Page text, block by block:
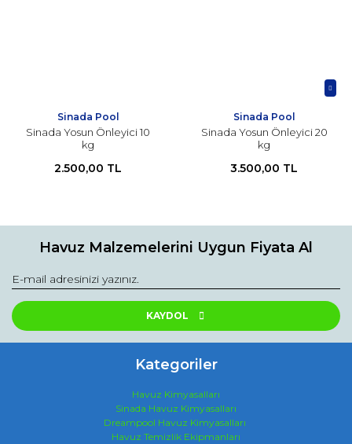
Sinada Pool
Sinada Yosun Önleyici 10
kg
2.500,00 TL
Sinada Pool
Sinada Yosun Önleyici 20
kg
3.500,00 TL
Havuz Malzemelerini Uygun Fiyata Al
KAYDOL
Kategoriler
Havuz Kimyasalları
Sinada Havuz Kimyasalları
Dreampool Havuz Kimyasalları
Havuz Temizlik Ekipmanları